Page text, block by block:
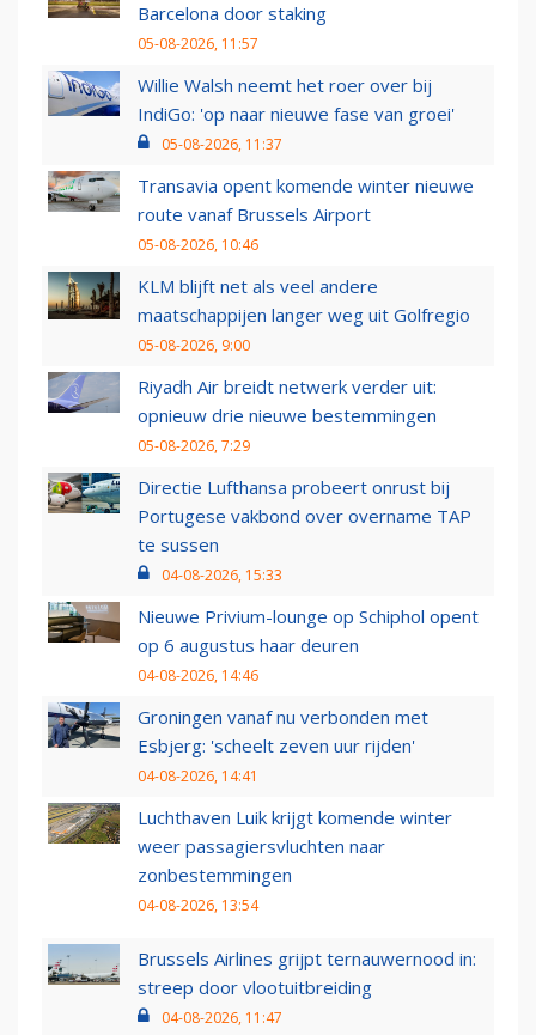
Barcelona door staking
05-08-2026, 11:57
Willie Walsh neemt het roer over bij
IndiGo: 'op naar nieuwe fase van groei'
05-08-2026, 11:37
Transavia opent komende winter nieuwe
route vanaf Brussels Airport
05-08-2026, 10:46
KLM blijft net als veel andere
maatschappijen langer weg uit Golfregio
05-08-2026, 9:00
Riyadh Air breidt netwerk verder uit:
opnieuw drie nieuwe bestemmingen
05-08-2026, 7:29
Directie Lufthansa probeert onrust bij
Portugese vakbond over overname TAP
te sussen
04-08-2026, 15:33
Nieuwe Privium-lounge op Schiphol opent
op 6 augustus haar deuren
04-08-2026, 14:46
Groningen vanaf nu verbonden met
Esbjerg: 'scheelt zeven uur rijden'
04-08-2026, 14:41
Luchthaven Luik krijgt komende winter
weer passagiersvluchten naar
zonbestemmingen
04-08-2026, 13:54
Brussels Airlines grijpt ternauwernood in:
streep door vlootuitbreiding
04-08-2026, 11:47